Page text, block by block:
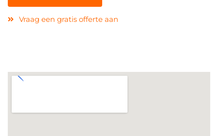
Vraag een gratis offerte aan